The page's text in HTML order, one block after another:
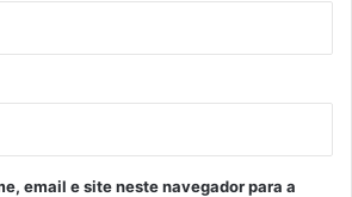
email e site neste navegador para a